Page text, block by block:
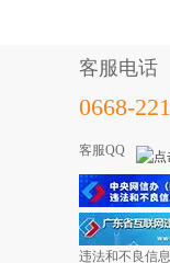
客服电话
0668-
客服QQ
违法和不良信